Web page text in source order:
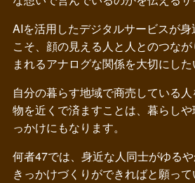
AIを活用したデジタルサービスが
こそ、顔の見える人と人とのつな
まれるアナログな関係を大切にした
自分の暮らす地域で商売している
物を近くで済ますことは、暮らし
っかけにもなります。
何者47では、身近な人同士がゆる
きっかけづくりができればと願って